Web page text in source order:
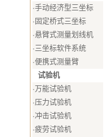
·手动经济型三坐标
· 固定桥式三坐标
·悬臂式测量划线机
·三坐标软件系统
·便携式测量臂
试验机
·万能试验机
·压力试验机
·冲击试验机
·疲劳试验机